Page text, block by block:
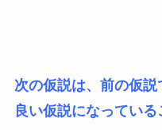
次の仮説は、前の仮
良い仮説になっている